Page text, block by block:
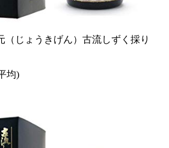
（じょうきげん）古流しずく採り
均)